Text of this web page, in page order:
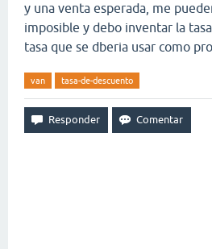
y una venta esperada, me
imposible y debo inventar la
tasa que se dberia usar como
van tasa-de-descuento